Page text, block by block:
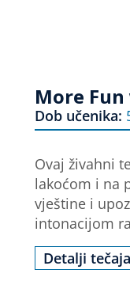
More
Dob učenika:
Ovaj živahni
lakoćom i na
vještine i
intonacijom
Detalji